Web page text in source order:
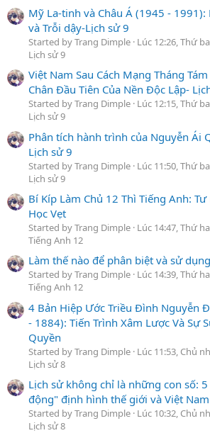
Mỹ La-tinh và Châu Á (1945 -
và Trỗi dậy-Lịch sử 9
Started by Trang Dimple Lúc 12:26, Thứ ba
Lịch sử 9
Việt Nam Sau Cách Mạng Tháng
Chân Đầu Tiên Của Nền Độc Lập-
Started by Trang Dimple Lúc 12:15, Thứ ba
Lịch sử 9
Phân tích hành trình của Nguyễn Ái
Lịch sử 9
Started by Trang Dimple Lúc 11:50, Thứ ba
Lịch sử 9
Bí Kíp Làm Chủ 12 Thì Tiếng Anh:
Học Vẹt
Started by Trang Dimple Lúc 14:47, Thứ
Tiếng Anh 12
Làm thế nào để phân biệt và sử
Started by Trang Dimple Lúc 14:39, Thứ
Tiếng Anh 12
4 Bản Hiệp Ước Triều Đình Nguyễn
- 1884): Tiến Trình Xâm Lược Và Sự
Quyền
Started by Trang Dimple Lúc 11:53, Chủ
Lịch sử 8
Lịch sử không chỉ là những con số:
động" định hình thế giới và Việt
Started by Trang Dimple Lúc 10:32, Chủ
Lịch sử 8